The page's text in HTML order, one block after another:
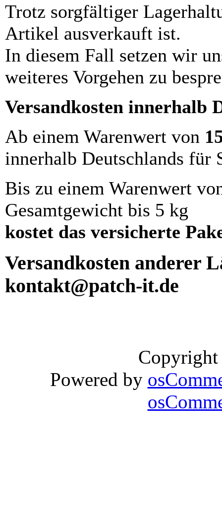
Trotz sorgfältiger
Artikel ausverkauft ist.
In diesem Fall setzen wir
weiteres Vorgehen zu
Versandkosten innerhalb
Ab einem Warenwert von
innerhalb Deutschlands für
Bis zu einem Warenwert
Gesamtgewicht bis 5 kg
kostet das versicherte
Versandkosten anderer
kontakt@patch-it.de
Powered by